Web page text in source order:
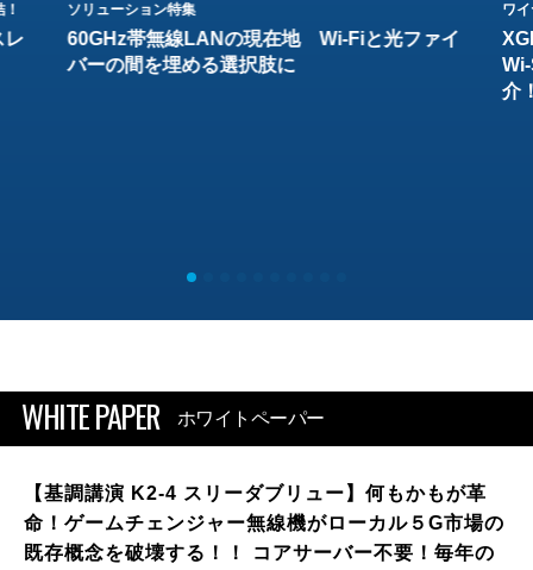
レ
ソリューション特集
60GHz帯無線LANの現在地 Wi-Fiと光ファイ
バーの間を埋める選択肢に
ワ
介
WHITE PAPER ホワイトペーパー
【基調講演 K2-4 スリーダブリュー】何もかもが革
命！ゲームチェンジャー無線機がローカル５G市場の
既存概念を破壊する！！ コアサーバー不要！毎年の